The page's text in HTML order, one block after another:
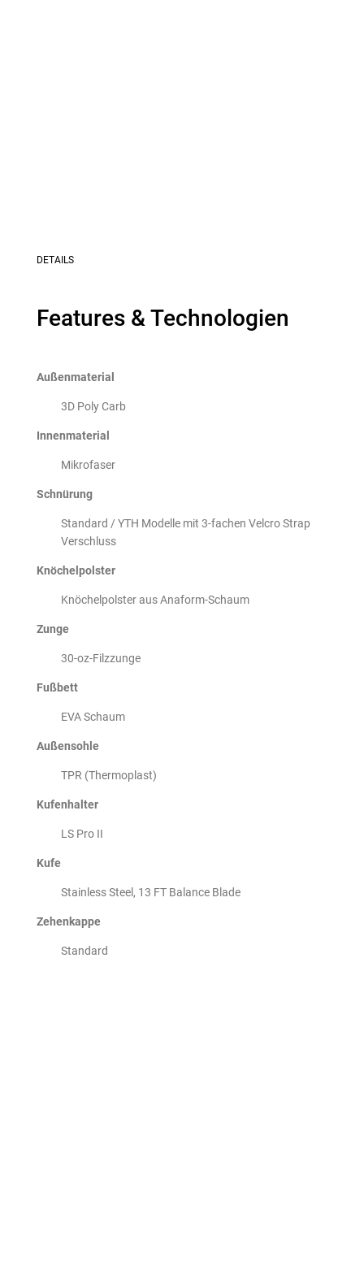
DETAILS
Features & Technologien
Außenmaterial
3D Poly Carb
Innenmaterial
Mikrofaser
Schnürung
Standard / YTH Modelle mit 3-fachen Velcro Strap
Verschluss
Knöchelpolster
Knöchelpolster aus Anaform-Schaum
Zunge
30-oz-Filzzunge
Fußbett
EVA Schaum
Außensohle
TPR (Thermoplast)
Kufenhalter
LS Pro II
Kufe
Stainless Steel, 13 FT Balance Blade
Zehenkappe
Standard